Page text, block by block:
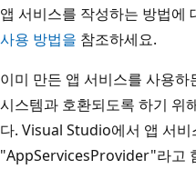
앱 서비스를 작성하는 방법에
사용 방법을 참조하세요.
이미 만든 앱 서비스를 사용
시스템과 호환되도록 하기 위
다. Visual Studio에서 앱 서
"AppServicesProvider"라고